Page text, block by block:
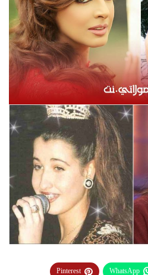
WhatsApp
Pinterest